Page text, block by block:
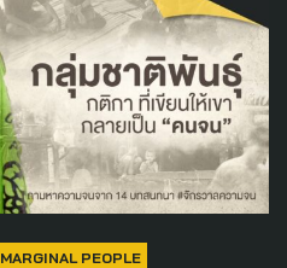
MARGINAL PEOPLE